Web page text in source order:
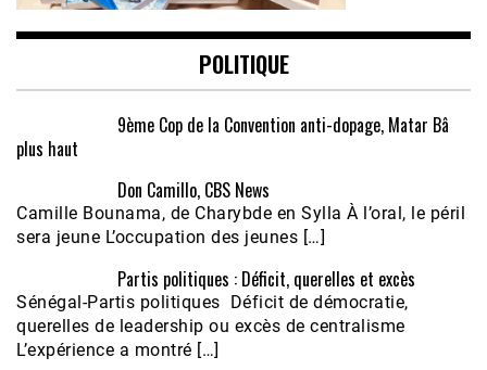
POLITIQUE
9ème Cop de la Convention anti-dopage, Matar Bâ
plus haut
Don Camillo, CBS News
Camille Bounama, de Charybde en Sylla À l’oral, le péril
sera jeune L’occupation des jeunes […]
Partis politiques : Déficit, querelles et excès
Sénégal-Partis politiques Déficit de démocratie,
querelles de leadership ou excès de centralisme
L’expérience a montré […]